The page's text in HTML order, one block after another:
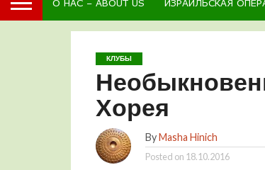
О НАС – ABOUT US ИЗРАИЛЬСКАЯ
КЛУБЫ
Хорея
ByMasha Hinich
Posted on 18.10.2016